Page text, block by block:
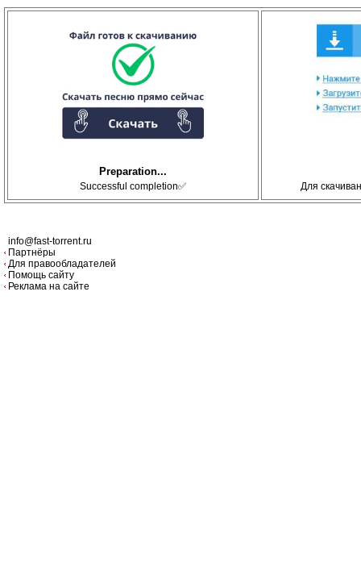
Preparation...
Successful completion✅ Для
info@fast-torrent.ru
Партнёры
Для правообладателей
Помощь сайту
Реклама на сайте